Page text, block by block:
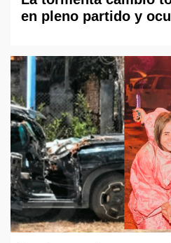
en pleno partido y